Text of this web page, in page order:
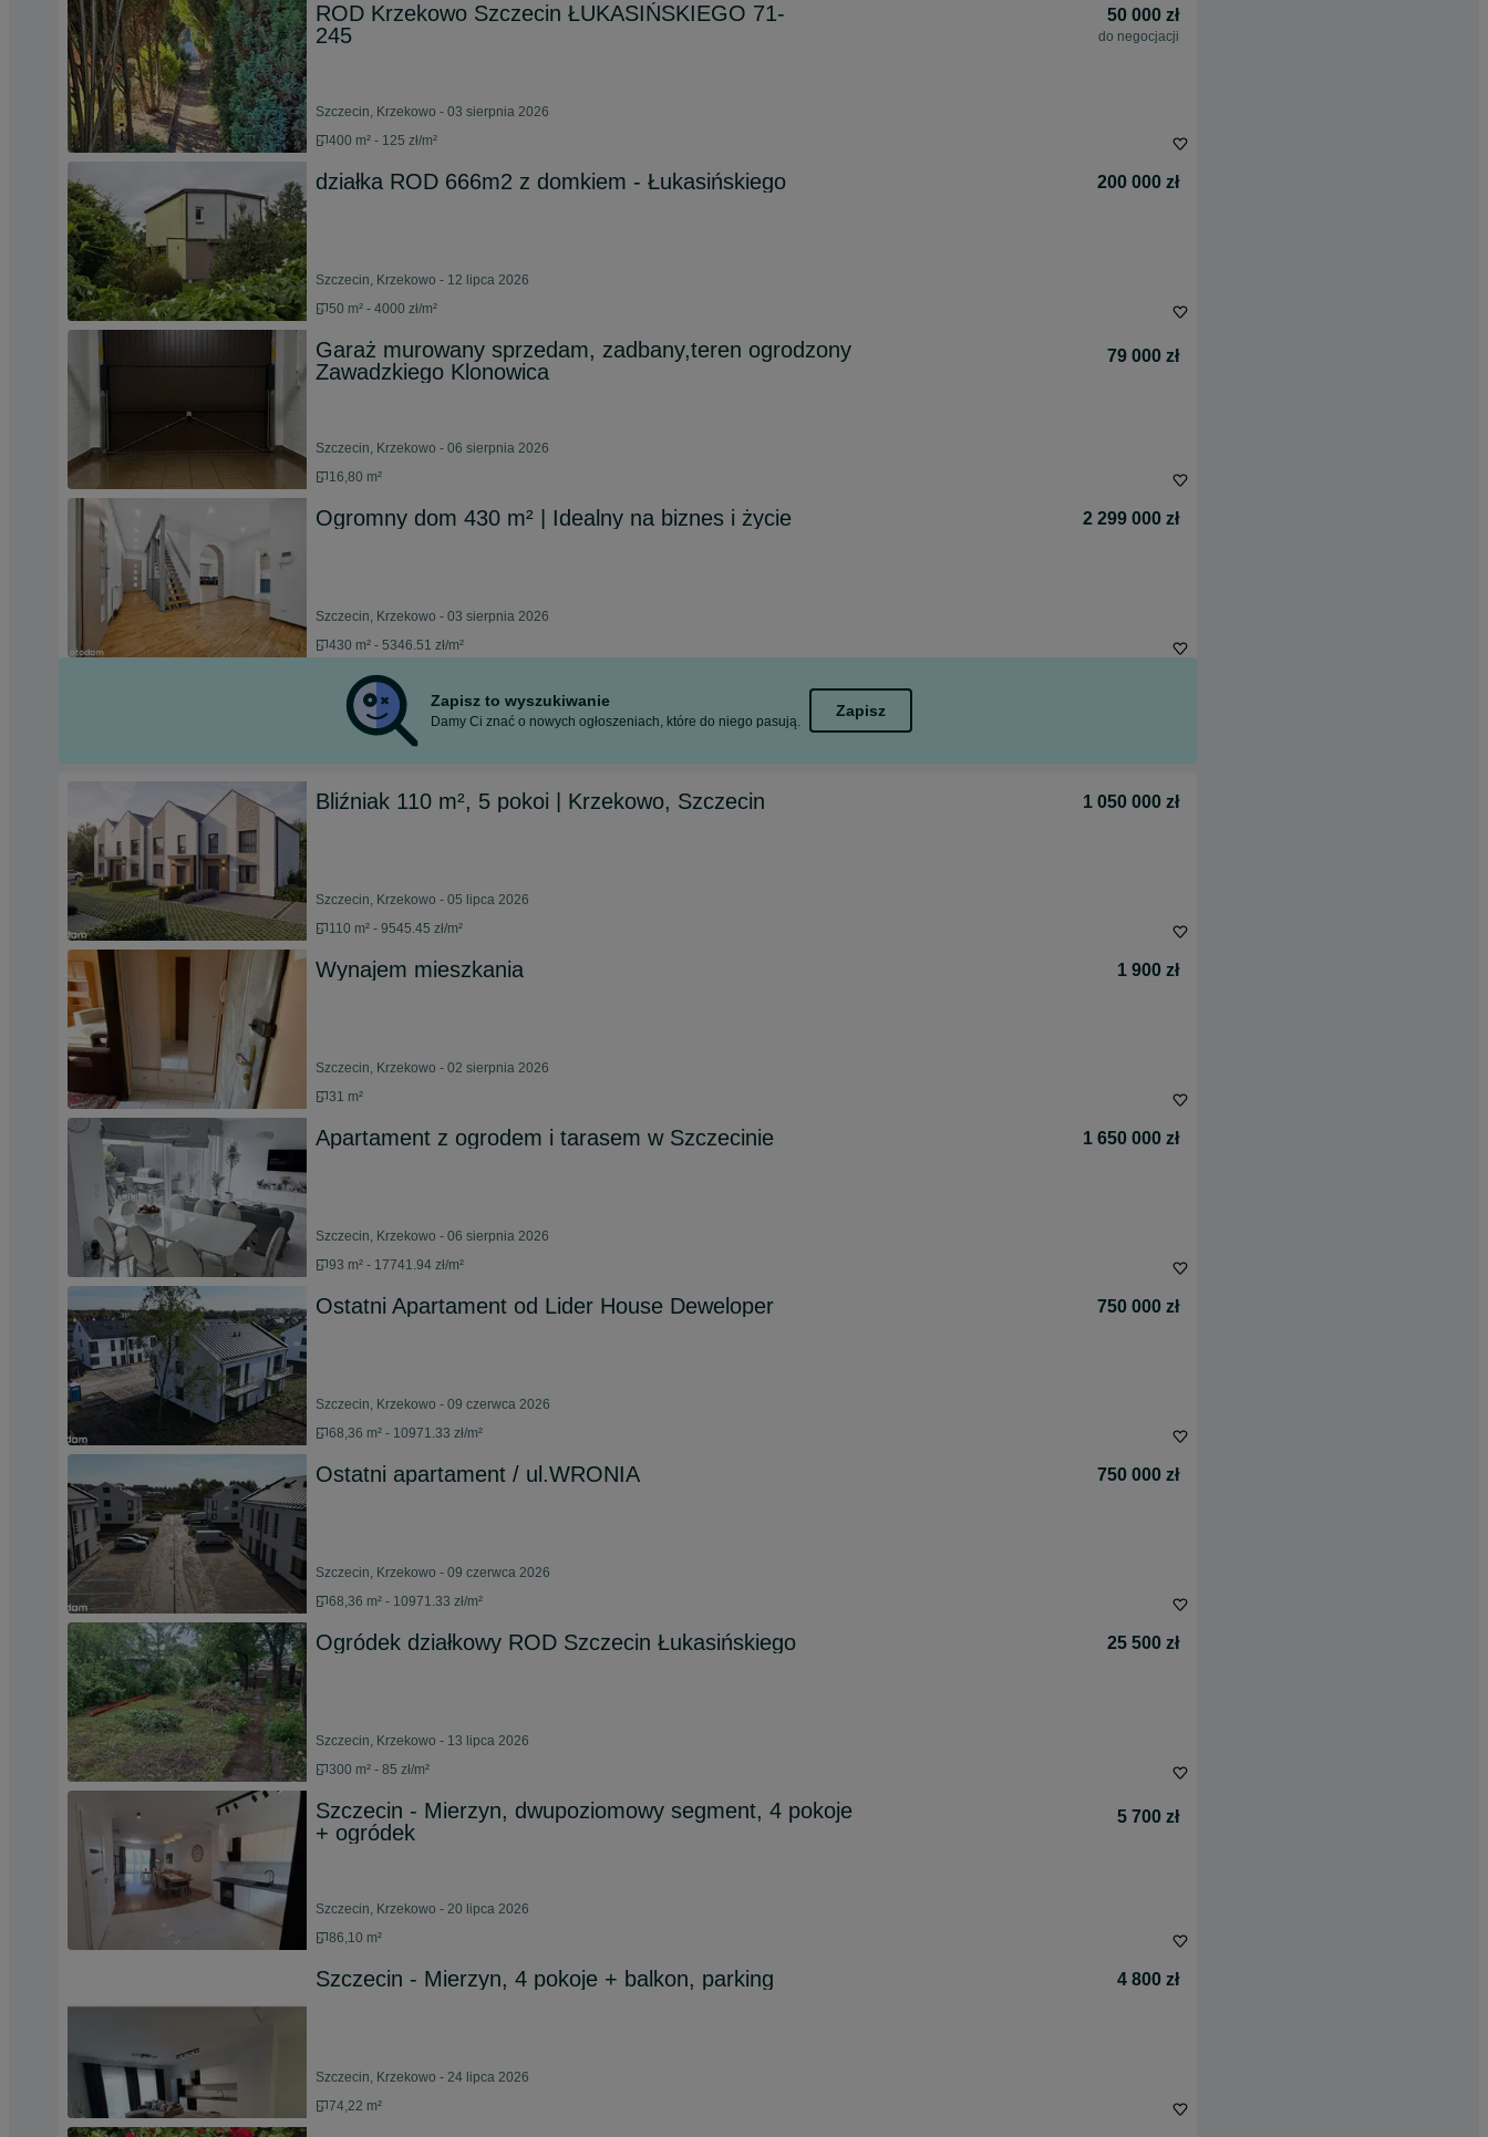
ROD Krzekowo Szczecin ŁUKASIŃSKIEGO 71-
245
50 000 zł
do negocjacji
Szczecin, Krzekowo - 03 sierpnia 2026
400 m² - 125 zł/m²
działka ROD 666m2 z domkiem - Łukasińskiego 200 000 zł
Szczecin, Krzekowo - 12 lipca 2026
50 m² - 4000 zł/m²
Garaż murowany sprzedam, zadbany,teren ogrodzony
Zawadzkiego Klonowica
79 000 zł
Szczecin, Krzekowo - 06 sierpnia 2026
16,80 m²
Ogromny dom 430 m² | Idealny na biznes i życie 2 299 000 zł
Szczecin, Krzekowo - 03 sierpnia 2026
430 m² - 5346.51 zł/m²
Zapisz to wyszukiwanie
Damy Ci znać o nowych ogłoszeniach, które do niego pasują.
Zapisz
Bliźniak 110 m², 5 pokoi | Krzekowo, Szczecin 1 050 000 zł
Szczecin, Krzekowo - 05 lipca 2026
110 m² - 9545.45 zł/m²
Wynajem mieszkania 1 900 zł
Szczecin, Krzekowo - 02 sierpnia 2026
31 m²
Apartament z ogrodem i tarasem w Szczecinie 1 650 000 zł
Szczecin, Krzekowo - 06 sierpnia 2026
93 m² - 17741.94 zł/m²
Ostatni Apartament od Lider House Deweloper 750 000 zł
Szczecin, Krzekowo - 09 czerwca 2026
68,36 m² - 10971.33 zł/m²
Ostatni apartament / ul.WRONIA 750 000 zł
Szczecin, Krzekowo - 09 czerwca 2026
68,36 m² - 10971.33 zł/m²
Ogródek działkowy ROD Szczecin Łukasińskiego 25 500 zł
Szczecin, Krzekowo - 13 lipca 2026
300 m² - 85 zł/m²
Szczecin - Mierzyn, dwupoziomowy segment, 4 pokoje
+ ogródek
5 700 zł
Szczecin, Krzekowo - 20 lipca 2026
86,10 m²
Szczecin - Mierzyn, 4 pokoje + balkon, parking 4 800 zł
Szczecin, Krzekowo - 24 lipca 2026
74,22 m²